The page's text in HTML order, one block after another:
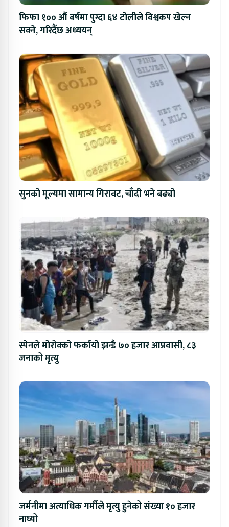
फिफा १०० औं बर्षमा पुग्दा ६४ टोलीले विश्वकप खेल्न
सक्ने, गरिदैँछ अध्ययन्
सुनको मूल्यमा सामान्य गिरावट, चाँदी भने बढ्यो
स्पेनले मोरोक्को फर्कायो झन्डै ७० हजार आप्रवासी, ८३
जनाको मृत्यु
जर्मनीमा अत्याधिक गर्मीले मृत्यु हुनेको संख्या १० हजार
नाघ्यो